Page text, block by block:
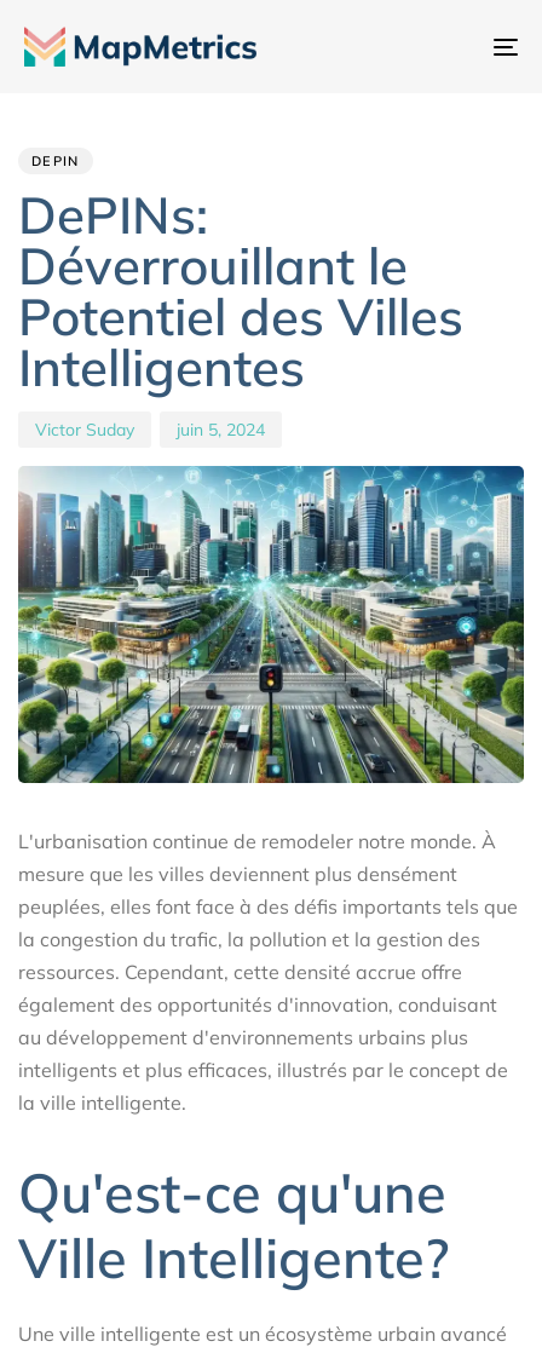
DEPIN
DePINs:
Déverrouillant le
Potentiel des Villes
Intelligentes
Victor Suday juin 5, 2024
L'urbanisation continue de remodeler notre monde. À
mesure que les villes deviennent plus densément
peuplées, elles font face à des défis importants tels que
la congestion du trafic, la pollution et la gestion des
ressources. Cependant, cette densité accrue offre
également des opportunités d'innovation, conduisant
au développement d'environnements urbains plus
intelligents et plus efficaces, illustrés par le concept de
la ville intelligente.
Qu'est-ce qu'une
Ville Intelligente?
Une ville intelligente est un écosystème urbain avancé